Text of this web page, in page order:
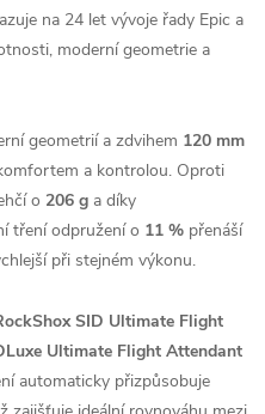
na 24 let vývoje řady Epic a
moderní geometrie a
geometrií a zdvihem 120 mm
a kontrolou. Oproti
o 206 g a díky
tření odpružení o 11 % přenáší
při stejném výkonu.
SID Ultimate Flight
Ultimate Flight Attendant
automaticky přizpůsobuje